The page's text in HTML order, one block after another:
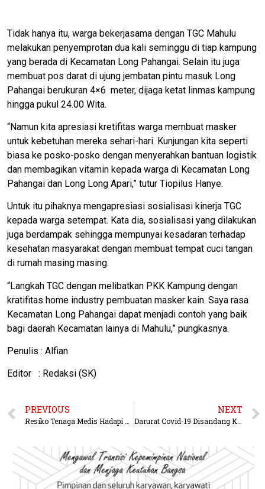
Tidak hanya itu, warga bekerjasama dengan TGC Mahulu
melakukan penyemprotan dua kali seminggu di tiap kampung
yang berada di Kecamatan Long Pahangai. Selain itu juga
membuat pos darat di ujung jembatan pintu masuk Long
Pahangai berukuran 4×6 meter, dijaga ketat linmas kampung
hingga pukul 24.00 Wita.
“Namun kita apresiasi kretifitas warga membuat masker
untuk kebetuhan mereka sehari-hari. Kunjungan kita seperti
biasa ke posko-posko dengan menyerahkan bantuan logistik
dan membagikan vitamin kepada warga di Kecamatan Long
Pahangai dan Long Long Apari,” tutur Tiopilus Hanye.
Untuk itu pihaknya mengapresiasi sosialisasi kinerja TGC
kepada warga setempat. Kata dia, sosialisasi yang dilakukan
juga berdampak sehingga mempunyai kesadaran terhadap
kesehatan masyarakat dengan membuat tempat cuci tangan
di rumah masing masing.
“Langkah TGC dengan melibatkan PKK Kampung dengan
kratifitas home industry pembuatan masker kain. Saya rasa
Kecamatan Long Pahangai dapat menjadi contoh yang baik
bagi daerah Kecamatan lainya di Mahulu,” pungkasnya.
Penulis : Alfian
Editor : Redaksi (SK)
PREVIOUS NEXT
Darurat Covid-19 Disandang Kubar, Kini Bertambah Jadi 8 Orang Positif Corona